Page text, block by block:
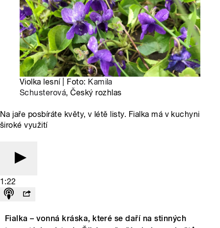
Violka lesní | Foto: Kamila
Schusterová, Český rozhlas
Na jaře posbíráte květy, v létě listy. Fialka má v kuchyni
široké využití
1:22
Fialka – vonná kráska, které se daří na stinných